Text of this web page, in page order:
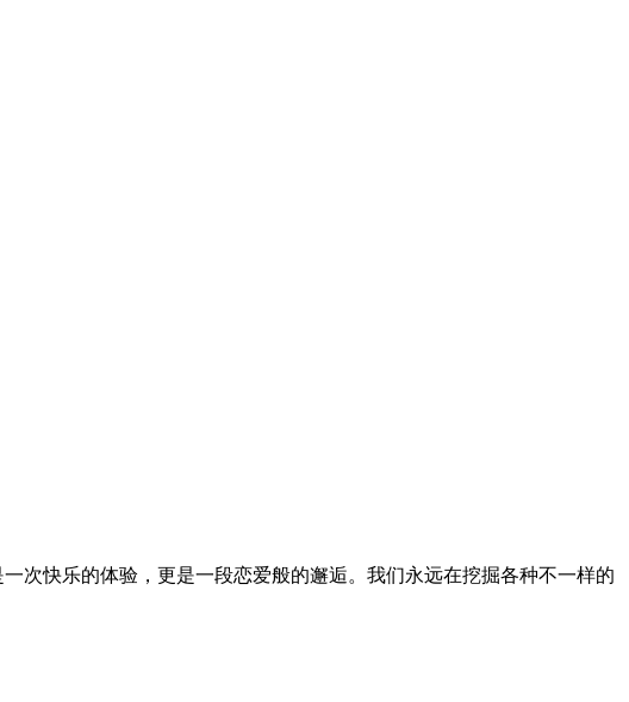
次快乐的体验，更是一段恋爱般的邂逅。我们永远在挖掘各种不一样的